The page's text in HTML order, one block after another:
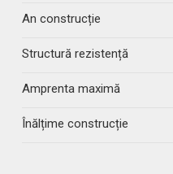
An construcție
Structură rezistență
Amprenta maximă
Înălțime construcție